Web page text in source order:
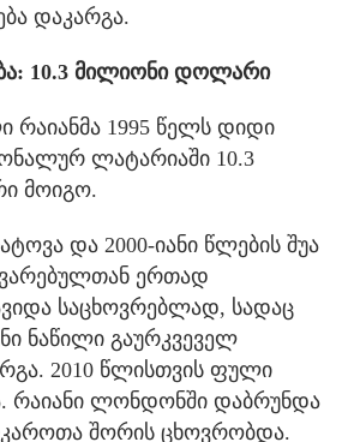
დაკარგა.
10.3 მილიონი დოლარი
1995 წელს დიდი
ლატარიაში 10.3
მოიგო.
და 2000-იანი წლების შუა
ერთად
საცხოვრებლად, სადაც
ნაწილი გაურკვეველ
2010 წლისთვის ფული
რაიანი ლონდონში დაბრუნდა
შორის ცხოვრობდა.